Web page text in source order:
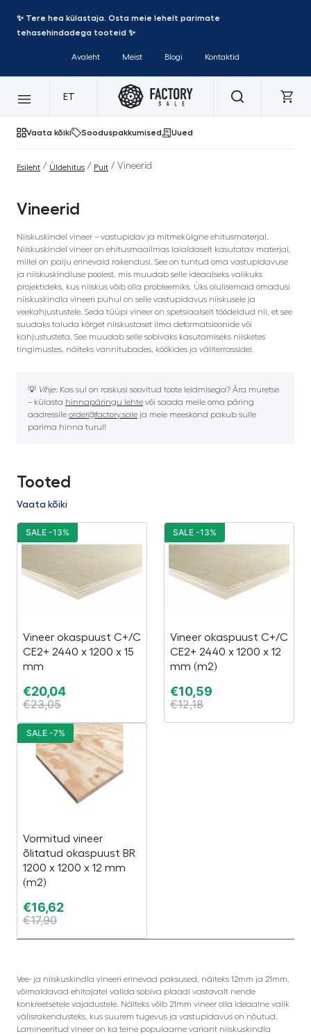
✨ Tere hea külastaja. Osta meie lehelt parimate
tehasehindadega tooteid ✨
Avaleht Meist Blogi Kontaktid
ET
Vaata kõiki Sooduspakkumised Uued
Esileht / Üldehitus / Puit / Vineerid
Vineerid
Niiskuskindel vineer – vastupidav ja mitmekülgne ehitusmaterjal.
Niiskuskindel vineer on ehitusmaailmas laialdaselt kasutatav materjal,
millel on palju erinevaid rakendusi. See on tuntud oma vastupidavuse
ja niiskuskindluse poolest, mis muudab selle ideaalseks valikuks
projektideks, kus niiskus võib olla probleemiks. Üks olulisemaid omadusi
niiskuskindla vineeri puhul on selle vastupidavus niiskusele ja
veekahjustustele. Seda tüüpi vineer on spetsiaalselt töödeldud nii, et see
suudaks taluda kõrget niiskustaset ilma deformatsioonide või
kahjustusteta. See muudab selle sobivaks kasutamiseks niisketes
tingimustes, näiteks vannitubades, köökides ja väliterrassidel.
💡 Vihje: Kas sul on raskusi soovitud toote leidmisega? Ära muretse
– külasta hinnapäringu lehte või saada meile oma päring
aadressile order@factory.sale ja meie meeskond pakub sulle
parima hinna turul!
Tooted
Vaata kõiki
Vineer okaspuust C+/C
CE2+ 2440 x 1200 x 15
mm
€20,04
€23,05
SALE -13%
Vineer okaspuust C+/C
CE2+ 2440 x 1200 x 12
mm (m2)
€10,59
€12,18
SALE -13%
Vormitud vineer
õlitatud okaspuust BR
1200 x 1200 x 12 mm
(m2)
€16,62
€17,90
SALE -7%
Vee- ja niiskuskindla vineeri erinevad paksused, näiteks 12mm ja 21mm,
võimaldavad ehitajatel valida sobiva plaadi vastavalt nende
konkreetsetele vajadustele. Näiteks võib 21mm vineer olla ideaalne valik
välisrakendusteks, kus suurem tugevus ja vastupidavus on nõutud.
Lamineeritud vineer on ka teine populaarne variant niiskuskindla